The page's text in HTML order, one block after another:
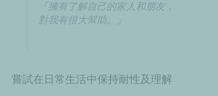
「擁有了解自己的家人和朋友，
對我有很大幫助。」
嘗試在日常生活中保持耐性及理解